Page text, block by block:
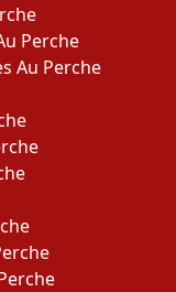
Perche
Au Perche